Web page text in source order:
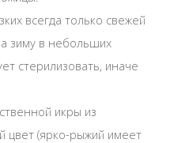
всегда только свежей
зиму в небольших
стерилизовать, иначе
икры из
цвет (ярко-рыжий имеет